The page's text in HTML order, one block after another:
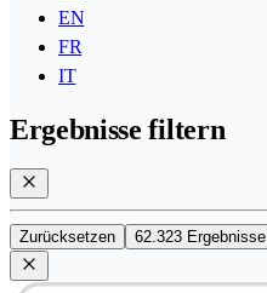
EN
FR
IT
Ergebnisse filtern
Zurücksetzen 62.323